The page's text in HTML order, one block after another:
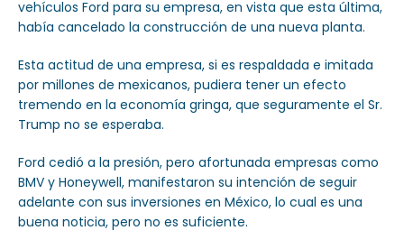
vehículos Ford para su empresa, en vista que esta última,
había cancelado la construcción de una nueva planta.
Esta actitud de una empresa, si es respaldada e imitada
por millones de mexicanos, pudiera tener un efecto
tremendo en la economía gringa, que seguramente el Sr.
Trump no se esperaba.
Ford cedió a la presión, pero afortunada empresas como
BMV y Honeywell, manifestaron su intención de seguir
adelante con sus inversiones en México, lo cual es una
buena noticia, pero no es suficiente.